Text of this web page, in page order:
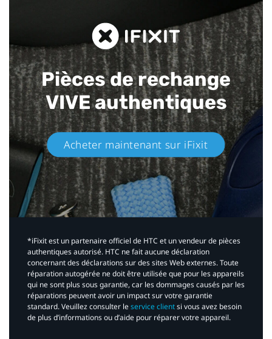
Pièces de rechange
VIVE authentiques​
Acheter maintenant sur iFixit​
*iFixit est un partenaire officiel de HTC et un vendeur de pièces
authentiques autorisé. HTC ne fait aucune déclaration
concernant des déclarations sur des sites Web externes. Toute
réparation autogérée ne doit être utilisée que pour les appareils
qui ne sont plus sous garantie, car les dommages causés par les
réparations peuvent avoir un impact sur votre garantie
standard. Veuillez consulter leservice clientsi vous avez besoin
de plus d’informations ou d’aide pour réparer votre appareil.​